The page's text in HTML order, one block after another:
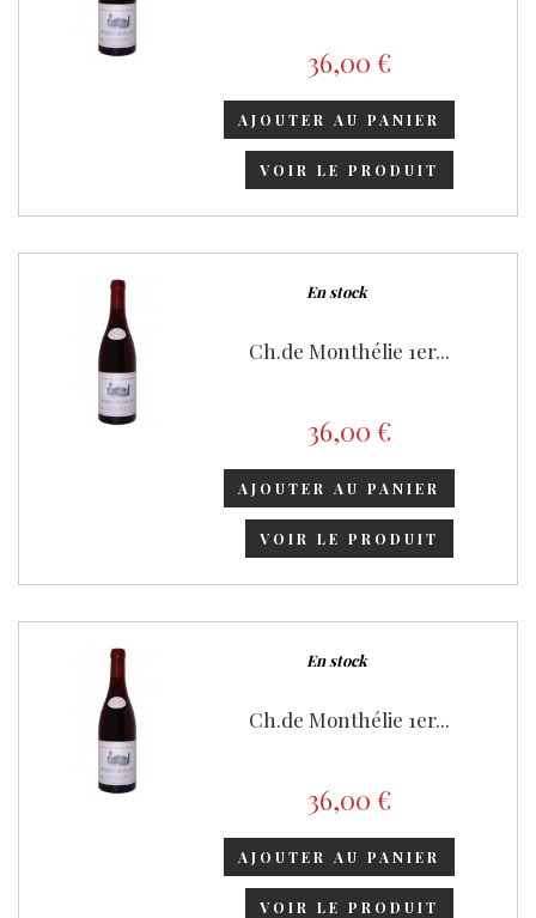
36,00 €
AJOUTER AU PANIER
VOIR LE PRODUIT
En stock
Ch.de Monthélie 1er...
36,00 €
AJOUTER AU PANIER
VOIR LE PRODUIT
En stock
Ch.de Monthélie 1er...
36,00 €
AJOUTER AU PANIER
VOIR LE PRODUIT